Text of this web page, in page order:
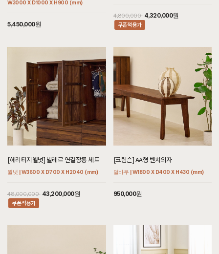
7월 25일 서울 마포 황**고객님 설치후기입니다
[[오크] A형 실버철재수납장]
7월 25일 경기 용인 김**고객님 설치후기입니다
7월 25일 경기 시흥 김**고객님 설치후기입니다
[[블랙러버] AB형 책장2X4 화이트투톤]
7월 25일 경기 시흥 김**고객님 설치후기입니다
[[하모니] AB형 책장2X2 화이트투톤]
7월 25일 경기 시흥 김**고객님 설치후기입니다
[[블랙러버] 빈티지로얄 A형 침대 서랍형 엔틱브라운
SS/Q/K/SK/EK/LK/CSK/CK/CDK/CLK]
[[블랙라벨매트리스] 기획특별한가격 SS/Q/K/SK/EK/LK]
[[블랙라벨매트리스] VVIP블랙 SS/Q/K/EK/LK/KK]
7월 25일 경기 부천 한**고객님 주문제작 설치후기입니다
W3000 X D1000 X H900 (mm)
5,450,000원
4,800,000 4,320,000원
쿠폰적용가
[헤리티지월넛] 빌레르 연결장롱 세트
월넛 | W3600 X D700 X H2040 (mm)
48,000,000 43,200,000원
쿠폰적용가
[크림슨] AA형 벤치의자
멀바우 | W1800 X D400 X H430 (mm)
950,000원